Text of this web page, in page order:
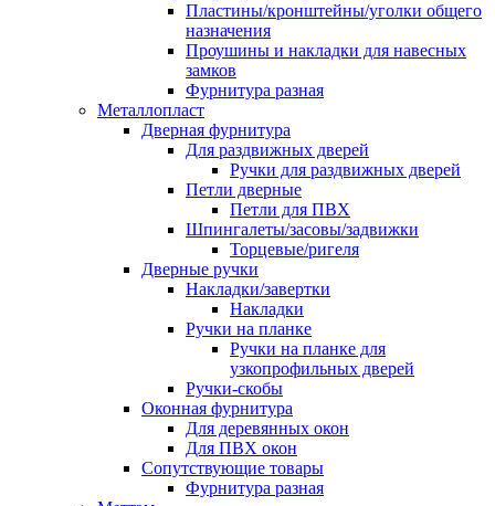
Пластины/кронштейны/уголки общего
назначения
Проушины и накладки для навесных
замков
Фурнитура разная
Металлопласт
Дверная фурнитура
Для раздвижных дверей
Ручки для раздвижных дверей
Петли дверные
Петли для ПВХ
Шпингалеты/засовы/задвижки
Торцевые/ригеля
Дверные ручки
Накладки/завертки
Накладки
Ручки на планке
Ручки на планке для
узкопрофильных дверей
Ручки-скобы
Оконная фурнитура
Для деревянных окон
Для ПВХ окон
Сопутствующие товары
Фурнитура разная